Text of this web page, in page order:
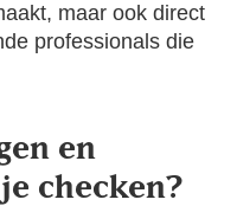
maar ook direct
professionals die
en
checken?